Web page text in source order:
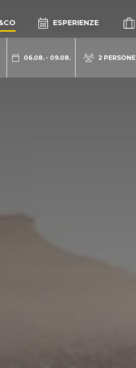
ESPERIENZE
06.08. - 09.08. 2 PERSONE